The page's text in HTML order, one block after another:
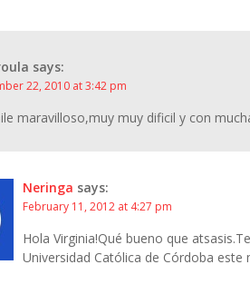
says:
22, 2010 at 3:42 pm
maravilloso,muy muy dificil y con
Neringa says:
February 11, 2012 at 4:27 pm
Hola Virginia!Qué bueno que
Universidad Católica de Córdoba este